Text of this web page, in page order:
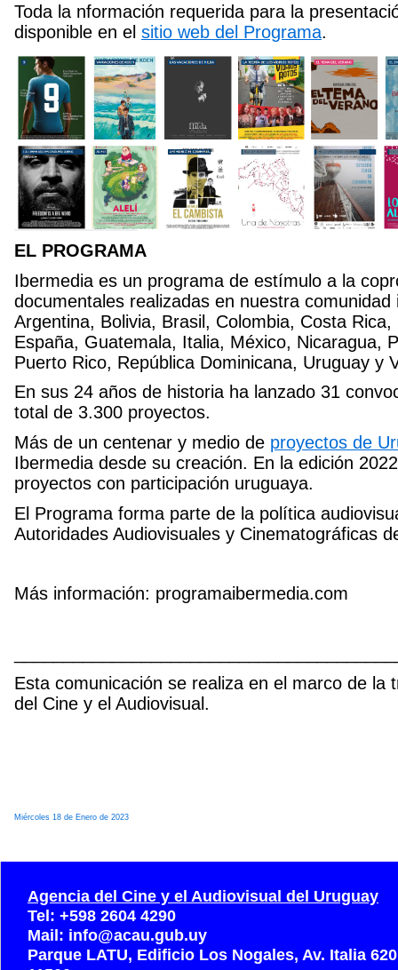
Toda la nformación requerida para la
disponible en el sitio web del Programa.
EL PROGRAMA
Ibermedia es un programa de estímulo a la
documentales realizadas en nuestra
Argentina, Bolivia, Brasil, Colombia, Costa
España, Guatemala, Italia, México, Nicaragua,
Puerto Rico, República Dominicana, Uruguay y
En sus 24 años de historia ha lanzado 31
total de 3.300 proyectos.
Más de un centenar y medio de proyectos de
Ibermedia desde su creación. En la edición
proyectos con participación uruguaya.
El Programa forma parte de la política
Autoridades Audiovisuales y Cinematográficas
Más información: programaibermedia.com
Esta comunicación se realiza en el marco de la
del Cine y el Audiovisual.
Miércoles 18 de Enero de 2023
Agencia del Cine y el Audiovisual del Uruguay
Tel: +598 2604 4290
Mail: info@acau.gub.uy
Parque LATU, Edificio Los Nogales, Av. Italia